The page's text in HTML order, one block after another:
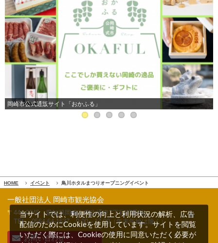
岡崎市公式通販サイト「おかふる」
HOME イベント 鳥川ホタルまつりオープニングイベント
一般社団法人 岡崎市観光協会
〒444-0045 愛知県岡崎市康生通東2丁目47番地
TEL 0564-64-1637 9:00～17:00（年末年始は除く）
お問い合わせ
当サイトでは、利便性の向上と利用状況の解析、広告
配信のためにCookieを使用しています。サイトを閲覧
いただく際には、Cookieの使用に同意いただく必要が